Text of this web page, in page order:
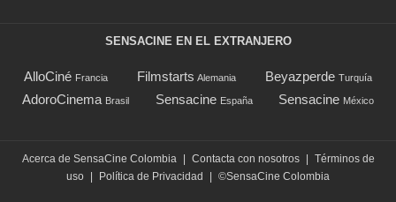
SENSACINE EN EL EXTRANJERO
AlloCiné Francia Filmstarts Alemania Beyazperde Turquía
AdoroCinema Brasil Sensacine España Sensacine México
Acerca de SensaCine Colombia Contacta con nosotros
Términos de
uso
Política de Privacidad ©SensaCine Colombia